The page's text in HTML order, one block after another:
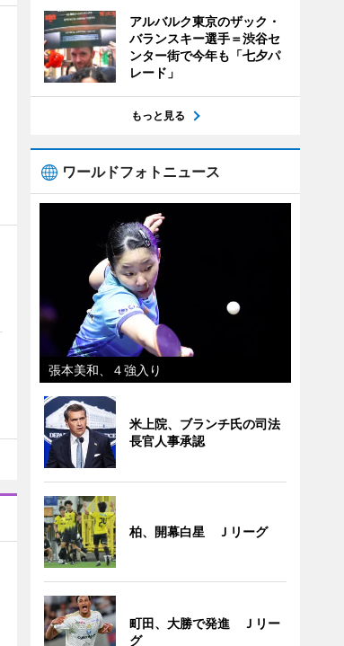
アルバルク東京のザック・
バランスキー選手＝渋谷セ
ンター街で今年も「七夕パ
レード」
もっと見る
ワールドフォトニュース
張本美和、４強入り
米上院、ブランチ氏の司法
長官人事承認
柏、開幕白星 Ｊリーグ
町田、大勝で発進 Ｊリー
グ